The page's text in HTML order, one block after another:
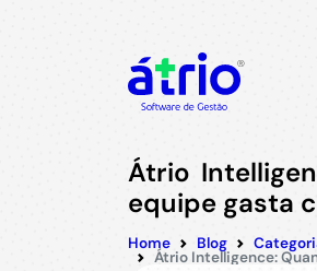
Átrio
equipe gasta
Home Blog
Átrio Intelligence: